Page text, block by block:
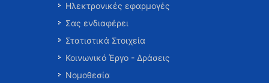
Ηλεκτρονικές εφαρμογές
Σας ενδιαφέρει
Στατιστικά Στοιχεία
Κοινωνικό Έργο - Δράσεις
Νομοθεσία